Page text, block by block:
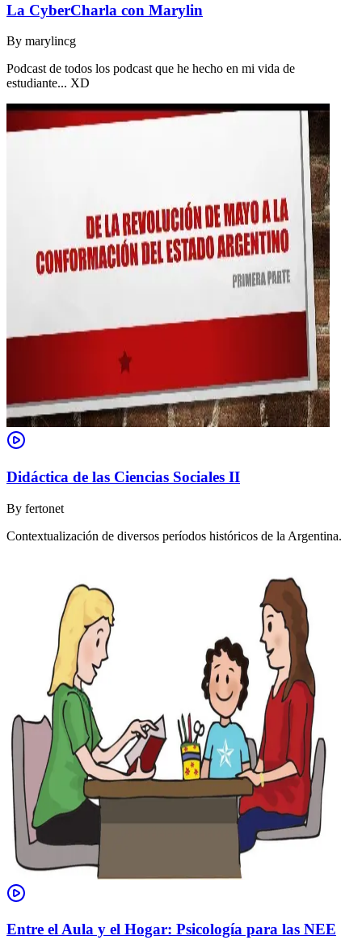
La CyberCharla con Marylin
By marylincg
Podcast de todos los podcast que he hecho en mi vida de
estudiante... XD
Didáctica de las Ciencias Sociales II
By fertonet
Contextualización de diversos períodos históricos de la Argentina.
Entre el Aula y el Hogar: Psicología para las NEE